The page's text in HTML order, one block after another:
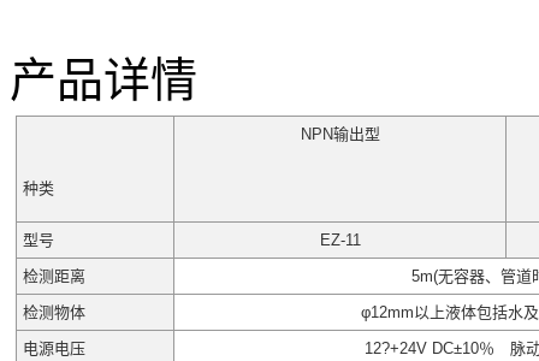
产品详情
种类
NPN输出型
型号
EZ-11
检测距离
5m(无容器、管道
检测物体
φ12mm以上液体包括水
电源电压
12?+24V DC±10％ 脉